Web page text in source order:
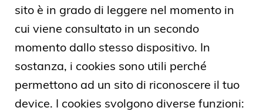
sito è in grado di leggere nel momento in
cui viene consultato in un secondo
momento dallo stesso dispositivo. In
sostanza, i cookies sono utili perché
permettono ad un sito di riconoscere il tuo
device. I cookies svolgono diverse funzioni: